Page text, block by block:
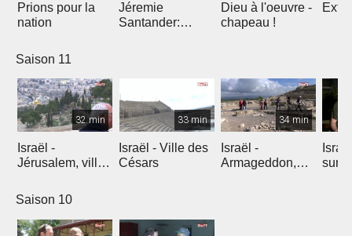
Prions pour la
nation
Jéremie
Santander:
Dieu à l'oeuvre -
chapeau !
Saison 11
32 min
Israël -
Jérusalem, ville
33 min
Israël - Ville des
Césars
34 min
Israël -
Armageddon,
sur
Saison 10